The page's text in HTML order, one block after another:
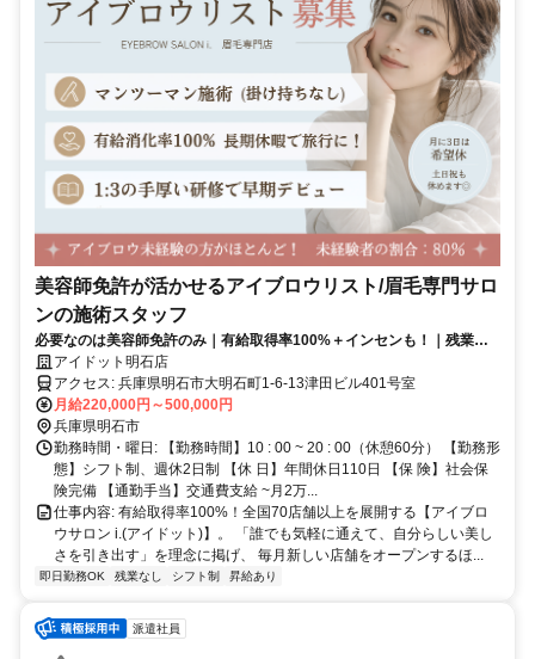
美容師免許が活かせるアイブロウリスト/眉毛専門サロ
ンの施術スタッフ
必要なのは美容師免許のみ｜有給取得率100%＋インセンも！｜残業な
し・研修中も給与支給
アイドット明石店
アクセス: 兵庫県明石市大明石町1-6-13津田ビル401号室
月給220,000円～500,000円
兵庫県明石市
勤務時間・曜日: 【勤務時間】10 : 00 ~ 20 : 00（休憩60分） 【勤務形
態】シフト制、週休2日制 【休 日】年間休日110日 【保 険】社会保
険完備 【通勤手当】交通費支給 ~月2万...
仕事内容: 有給取得率100%！全国70店舗以上を展開する【アイブロ
ウサロン i.(アイドット)】。 「誰でも気軽に通えて、自分らしい美し
さを引き出す」を理念に掲げ、 毎月新しい店舗をオープンするほ...
即日勤務OK 残業なし シフト制 昇給あり
派遣社員